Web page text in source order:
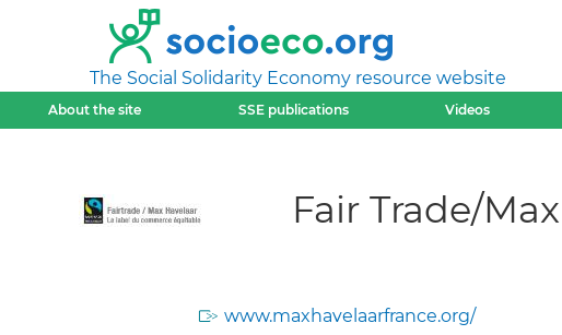
The Social Solidarity Economy resource website
About the site SSE publications Videos
Fair Trade/
www.maxhavelaarfrance.org/